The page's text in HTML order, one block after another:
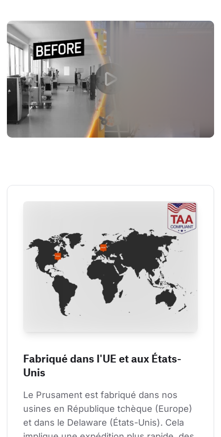
Fabriqué dans l'UE et aux États-
Unis
Le Prusament est fabriqué dans nos
usines en République tchèque (Europe)
et dans le Delaware (États-Unis). Cela